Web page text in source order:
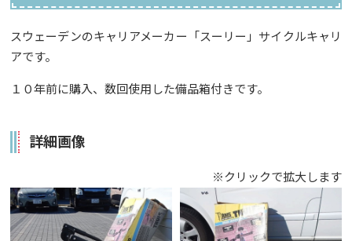
スウェーデンのキャリアメーカー「スーリー」サイクルキャリ
アです。
１０年前に購入、数回使用した備品箱付きです。
詳細画像
※クリックで拡大します